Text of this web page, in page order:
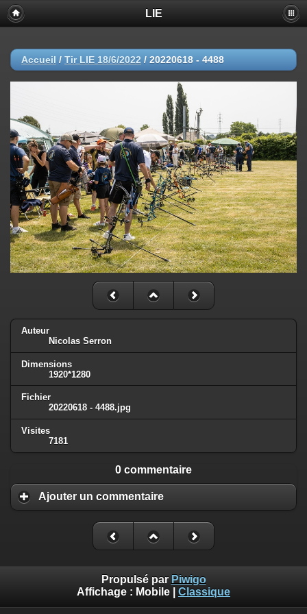
LIE
Accueil / Tir LIE 18/6/2022 / 20220618 - 4488
Auteur
Nicolas Serron
Dimensions
1920*1280
Fichier
20220618 - 4488.jpg
Visites
7181
0 commentaire
Ajouter un commentaire
Propulsé par Piwigo
Affichage : Mobile Classique